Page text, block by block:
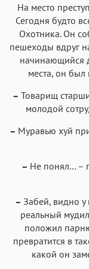
На место
Сегодня будто
Охотника. Он
пешеходы вдруг
начинающийся
места, он был
– Товарищ
молодой
– Муравью хуй
– Не понял… –
– Забей, видно у
реальный
положил
превратится в
какой он